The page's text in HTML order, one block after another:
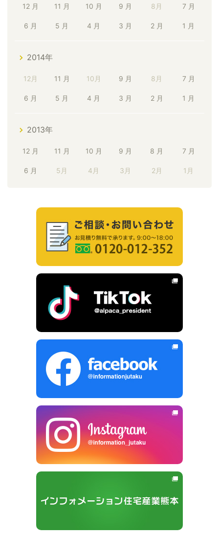
12 月 11 月 10 月 9 月 8月 7 月
6 月 5 月 4 月 3 月 2 月 1 月
2014年
12月 11 月 10月 9 月 8月 7 月
6 月 5 月 4 月 3 月 2 月 1 月
2013年
12 月 11 月 10 月 9 月 8 月 7 月
6 月 5月 4月 3月 2月 1月